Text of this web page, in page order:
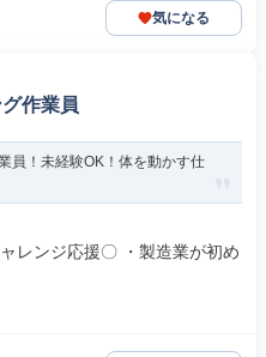
気になる
作業員
員！未経験OK！体を動かす仕
レンジ応援〇 ・製造業が初め